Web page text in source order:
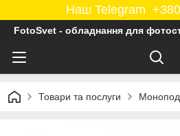
Наш Telegram
FotoSvet - обладнання для
Товари та послуги